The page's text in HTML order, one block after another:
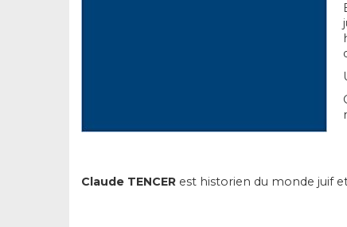
Claude TENCER est historien du monde juif